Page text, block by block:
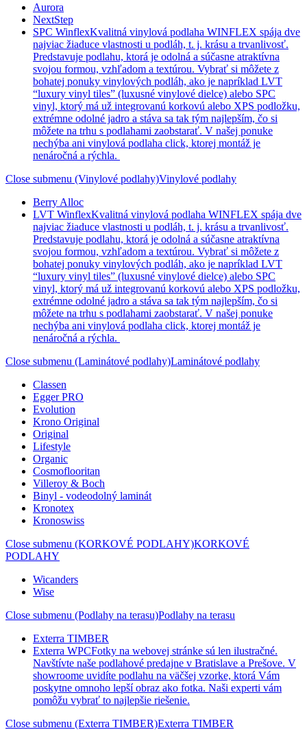
Aurora
NextStep
SPC WinflexKvalitná vinylová podlaha WINFLEX spája dve
najviac žiaduce vlastnosti u podláh, t. j. krásu a trvanlivosť.
Predstavuje podlahu, ktorá je odolná a súčasne atraktívna
svojou formou, vzhľadom a textúrou. Vybrať si môžete z
bohatej ponuky vinylových podláh, ako je napríklad LVT
“luxury vinyl tiles” (luxusné vinylové dielce) alebo SPC
vinyl, ktorý má už integrovanú korkovú alebo XPS podložku,
extrémne odolné jadro a stáva sa tak tým najlepším, čo si
môžete na trhu s podlahami zaobstarať. V našej ponuke
nechýba ani vinylová podlaha click, ktorej montáž je
nenáročná a rýchla.
Close submenu (Vinylové podlahy)Vinylové podlahy
Berry Alloc
LVT WinflexKvalitná vinylová podlaha WINFLEX spája dve
najviac žiaduce vlastnosti u podláh, t. j. krásu a trvanlivosť.
Predstavuje podlahu, ktorá je odolná a súčasne atraktívna
svojou formou, vzhľadom a textúrou. Vybrať si môžete z
bohatej ponuky vinylových podláh, ako je napríklad LVT
“luxury vinyl tiles” (luxusné vinylové dielce) alebo SPC
vinyl, ktorý má už integrovanú korkovú alebo XPS podložku,
extrémne odolné jadro a stáva sa tak tým najlepším, čo si
môžete na trhu s podlahami zaobstarať. V našej ponuke
nechýba ani vinylová podlaha click, ktorej montáž je
nenáročná a rýchla.
Close submenu (Laminátové podlahy)Laminátové podlahy
Classen
Egger PRO
Evolution
Krono Original
Original
Lifestyle
Organic
Cosmoflooritan
Villeroy & Boch
Binyl - vodeodolný laminát
Kronotex
Kronoswiss
Close submenu (KORKOVÉ PODLAHY)KORKOVÉ
PODLAHY
Wicanders
Wise
Close submenu (Podlahy na terasu)Podlahy na terasu
Exterra TIMBER
Exterra WPCFotky na webovej stránke sú len ilustračné.
Navštívte naše podlahové predajne v Bratislave a Prešove. V
showroome uvidíte podlahu na väčšej vzorke, ktorá Vám
poskytne omnoho lepší obraz ako fotka. Naši experti vám
pomôžu vybrať to najlepšie riešenie.
Close submenu (Exterra TIMBER)Exterra TIMBER